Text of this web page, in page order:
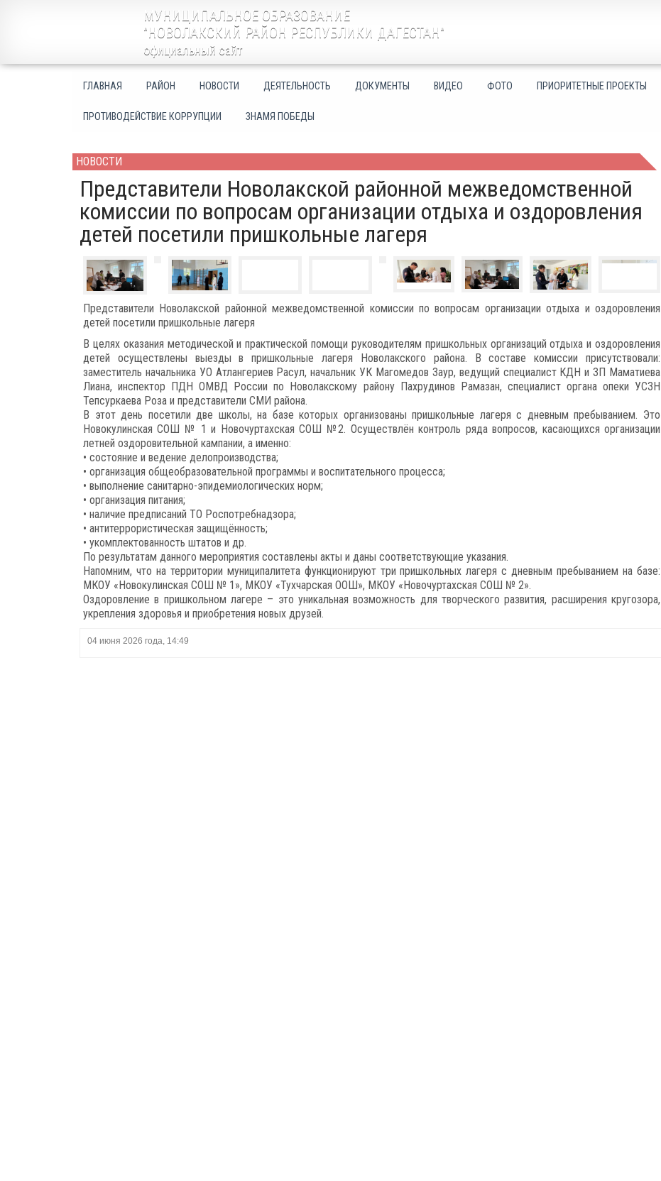
МУНИЦИПАЛЬНОЕ ОБРАЗОВАНИЕ
"НОВОЛАКСКИЙ РАЙОН РЕСПУБЛИКИ ДАГЕСТАН"
официальный сайт
ГЛАВНАЯ РАЙОН НОВОСТИ ДЕЯТЕЛЬНОСТЬ ДОКУМЕНТЫ ВИДЕО ФОТО ПРИОРИТЕТНЫЕ ПРОЕКТЫ
ПРОТИВОДЕЙСТВИЕ КОРРУПЦИИ ЗНАМЯ ПОБЕДЫ
НОВОСТИ
Представители Новолакской районной межведомственной
комиссии по вопросам организации отдыха и оздоровления
детей посетили пришкольные лагеря
Представители Новолакской районной межведомственной комиссии по вопросам организации отдыха и оздоровления
детей посетили пришкольные лагеря
В целях оказания методической и практической помощи руководителям пришкольных организаций отдыха и оздоровления
детей осуществлены выезды в пришкольные лагеря Новолакского района. В составе комиссии присутствовали:
заместитель начальника УО Атлангериев Расул, начальник УК Магомедов Заур, ведущий специалист КДН и ЗП Маматиева
Лиана, инспектор ПДН ОМВД России по Новолакскому району Пахрудинов Рамазан, специалист органа опеки УСЗН
Тепсуркаева Роза и представители СМИ района.
В этот день посетили две школы, на базе которых организованы пришкольные лагеря с дневным пребыванием. Это
Новокулинская СОШ № 1 и Новочуртахская СОШ №2. Осуществлён контроль ряда вопросов, касающихся организации
летней оздоровительной кампании, а именно:
• состояние и ведение делопроизводства;
• организация общеобразовательной программы и воспитательного процесса;
• выполнение санитарно-эпидемиологических норм;
• организация питания;
• наличие предписаний ТО Роспотребнадзора;
• антитеррористическая защищённость;
• укомплектованность штатов и др.
По результатам данного мероприятия составлены акты и даны соответствующие указания.
Напомним, что на территории муниципалитета функционируют три пришкольных лагеря с дневным пребыванием на базе:
МКОУ «Новокулинская СОШ № 1», МКОУ «Тухчарская ООШ», МКОУ «Новочуртахская СОШ № 2».
Оздоровление в пришкольном лагере – это уникальная возможность для творческого развития, расширения кругозора,
укрепления здоровья и приобретения новых друзей.
04 июня 2026 года, 14:49